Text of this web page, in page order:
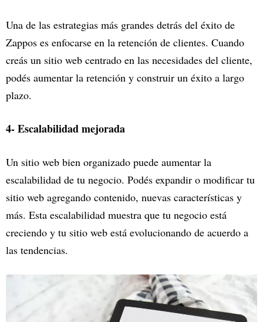
Una de las estrategias más grandes detrás del éxito de
Zappos es enfocarse en la retención de clientes. Cuando
creás un sitio web centrado en las necesidades del cliente,
podés aumentar la retención y construir un éxito a largo
plazo.
4- Escalabilidad mejorada
Un sitio web bien organizado puede aumentar la
escalabilidad de tu negocio. Podés expandir o modificar tu
sitio web agregando contenido, nuevas características y
más. Esta escalabilidad muestra que tu negocio está
creciendo y tu sitio web está evolucionando de acuerdo a
las tendencias.